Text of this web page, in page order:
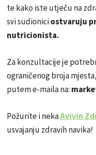
te kako iste utječu na
svi sudioniciostvaruju
nutricionista.
Za konzultacije je
ograničenog broja
putem e-maila na:
Požurite i nekaAvivin
usvajanju zdravih navika!